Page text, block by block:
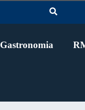
Gastronomia